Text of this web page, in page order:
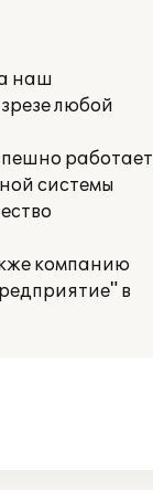
наш
любой
системы
компанию
в